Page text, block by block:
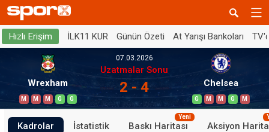
Hızlı Erişim İLK11 KUR Günün Özeti At Yarışı Bankoları
Wrexham
M M M G G
07.03.2026
Uzatmalar Sonu
2 - 4 Chelsea
G M M G M
Kadrolar İstatistik Baskı Haritası
Yeni
Aksiyon